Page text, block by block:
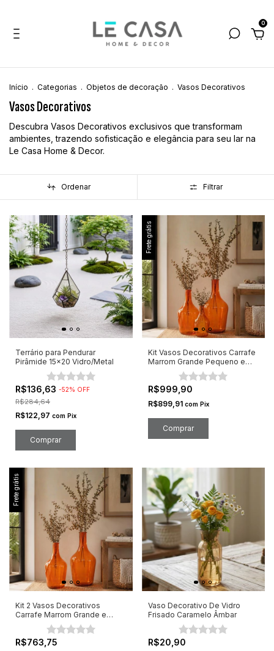
0
Início . Categorias . Objetos de decoração . Vasos Decorativos
Vasos Decorativos
Descubra Vasos Decorativos exclusivos que transformam
ambientes, trazendo sofisticação e elegância para seu lar na
Le Casa Home & Decor.
Ordenar Filtrar
Terrário para Pendurar
Pirâmide 15x20 Vidro/Metal
R$136,63 -52% OFF
R$284,64
R$122,97 com Pix
Frete grátis
Kit Vasos Decorativos Carrafe
Marrom Grande Pequeno e
R$999,90
R$899,91 com Pix
Frete grátis
Kit 2 Vasos Decorativos
Carrafe Marrom Grande e
R$763,75
Vaso Decorativo De Vidro
Frisado Caramelo Âmbar
R$20,90